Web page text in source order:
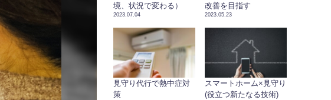
境、状況で変わる）
2023.07.04
改善を目指す
2023.05.23
見守り代行で熱中症対
策
スマートホーム×見守り
(役立つ新たなる技術)